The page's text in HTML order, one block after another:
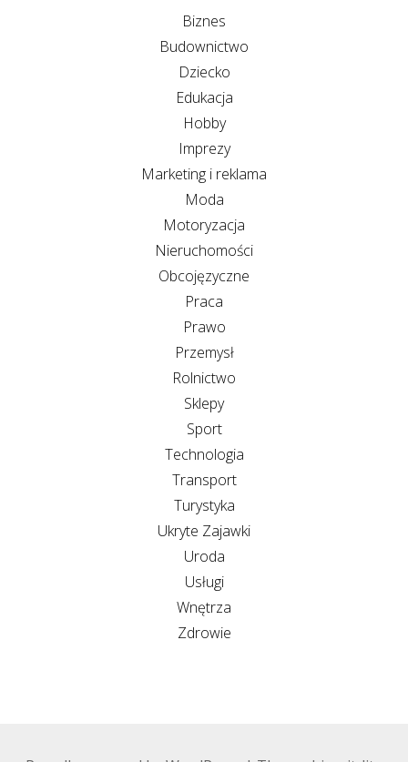
Biznes
Budownictwo
Dziecko
Edukacja
Hobby
Imprezy
Marketing i reklama
Moda
Motoryzacja
Nieruchomości
Obcojęzyczne
Praca
Prawo
Przemysł
Rolnictwo
Sklepy
Sport
Technologia
Transport
Turystyka
Ukryte Zajawki
Uroda
Usługi
Wnętrza
Zdrowie